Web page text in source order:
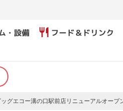
・設備 フード＆ドリンク
ッグエコー溝の口駅前店リニューアルオープ